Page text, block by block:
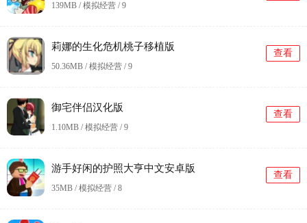
139MB / 模拟经营 /9
莉娜的生化危机桃子移植版
50.36MB / 模拟经营 /9
查看
御宅伴侣汉化版
1.10MB / 模拟经营 /9
查看
游手好闲的护照大亨中文安卓版
35MB / 模拟经营 /8
查看